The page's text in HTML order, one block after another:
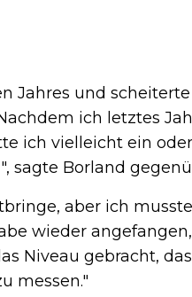
Jahres und
ich letztes
ich vielleicht ein
sagte Borland
aber ich
wieder
Niveau gebracht,
messen."